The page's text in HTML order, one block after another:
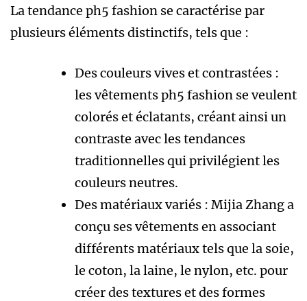
La tendance ph5 fashion se caractérise par
plusieurs éléments distinctifs, tels que :
Des couleurs vives et contrastées :
les vêtements ph5 fashion se veulent
colorés et éclatants, créant ainsi un
contraste avec les tendances
traditionnelles qui privilégient les
couleurs neutres.
Des matériaux variés : Mijia Zhang a
conçu ses vêtements en associant
différents matériaux tels que la soie,
le coton, la laine, le nylon, etc. pour
créer des textures et des formes